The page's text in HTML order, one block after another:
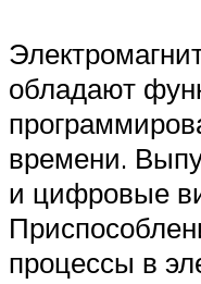
обладают
времени.
и цифровые
процессы в